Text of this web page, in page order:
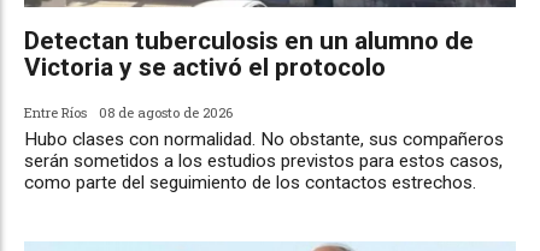
Detectan tuberculosis en un alumno de
Victoria y se activó el protocolo
Entre Ríos 08 de agosto de 2026
Hubo clases con normalidad. No obstante, sus compañeros
serán sometidos a los estudios previstos para estos casos,
como parte del seguimiento de los contactos estrechos.